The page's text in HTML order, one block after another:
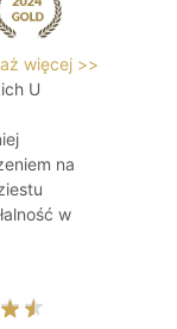
więcej >>
U
na
w